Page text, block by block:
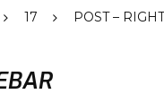
17 POST –